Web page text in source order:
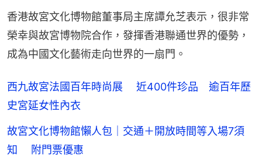
香港故宮文化博物館董事局主席譚允芝表示，很非常
榮幸與故宮博物院合作，發揮香港聯通世界的優勢，
成為中國文化藝術走向世界的一扇門。
西九故宮法國百年時尚展 近400件珍品 逾百年歷
史宮延女性內衣
故宮文化博物館懶人包｜交通＋開放時間等入場7須
知 附門票優惠